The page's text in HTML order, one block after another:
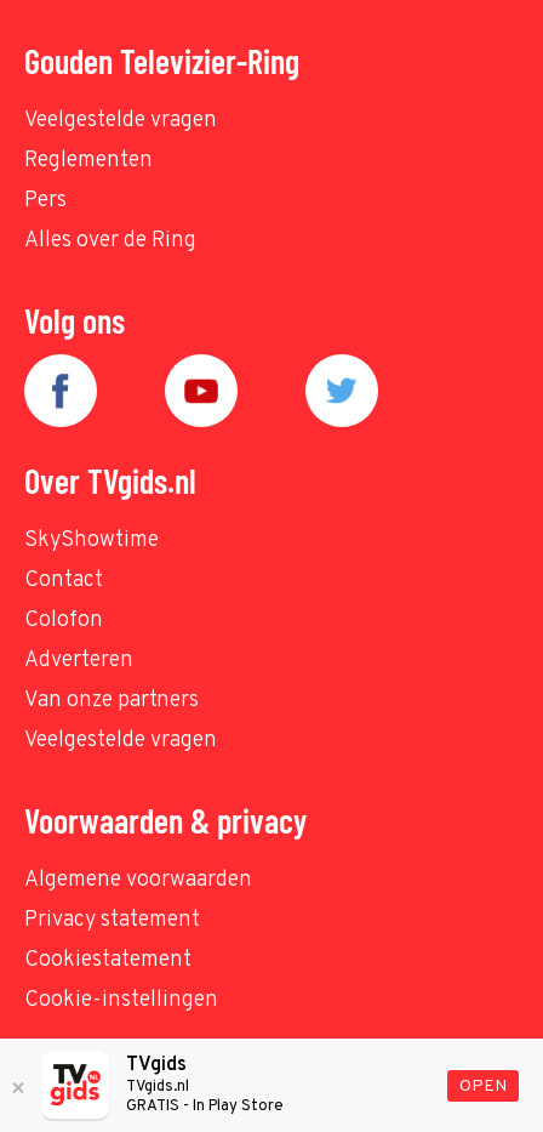
Gouden Televizier-Ring
Veelgestelde vragen
Reglementen
Pers
Alles over de Ring
Volg ons
Over TVgids.nl
SkyShowtime
Contact
Colofon
Adverteren
Van onze partners
Veelgestelde vragen
Voorwaarden & privacy
Algemene voorwaarden
Privacy statement
Cookiestatement
Cookie-instellingen
© TVgids.nl 2026 - All rights reserved. No text and
datamining.
TVgids
TVgids.nl
GRATIS - In Play Store
OPEN